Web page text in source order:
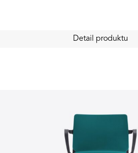
Detail produktu